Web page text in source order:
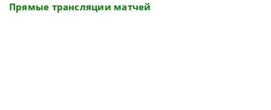
Прямые трансляции матчей